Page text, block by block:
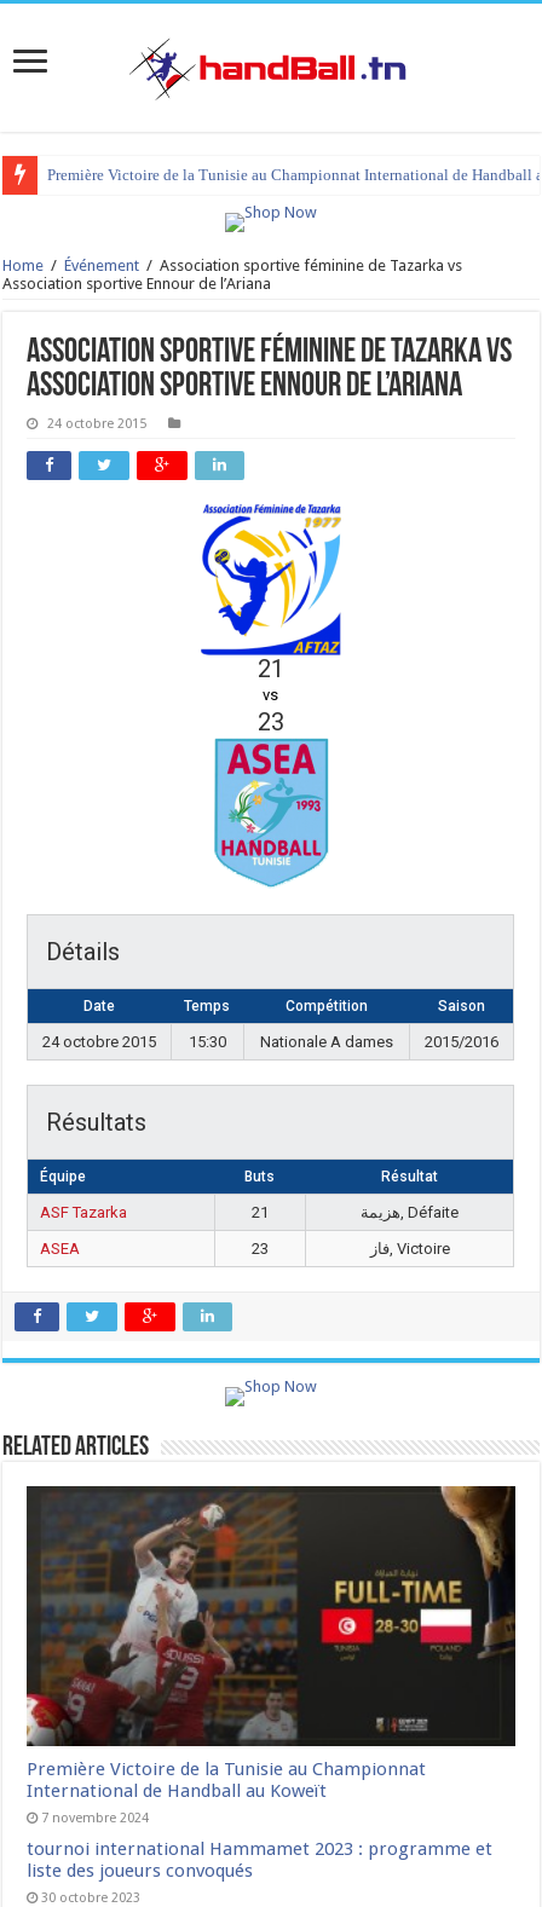
Première Victoire de la Tunisie au Championnat International de Handball
Home / Événement / Association sportive féminine de Tazarka vs
Association sportive Ennour de l’Ariana
Association sportive féminine de Tazarka vs
Association sportive Ennour de l’Ariana
24 octobre 2015
21
vs
23
Détails
Date Temps Compétition Saison
24 octobre 2015 15:30 Nationale A dames 2015/2016
Résultats
Équipe Buts Résultat
ASF Tazarka 21
هزيمة, Défaite
ASEA
23 فاز, Victoire
Related Articles
Première Victoire de la Tunisie au Championnat
International de Handball au Koweït
7 novembre 2024
tournoi international Hammamet 2023 : programme et
liste des joueurs convoqués
30 octobre 2023